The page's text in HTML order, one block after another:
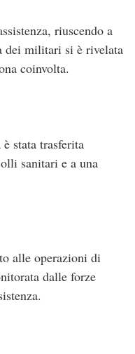
riuscendo a
dei militari si è rivelata
coinvolta.
stata trasferita
sanitari e a una
alle operazioni di
dalle forze